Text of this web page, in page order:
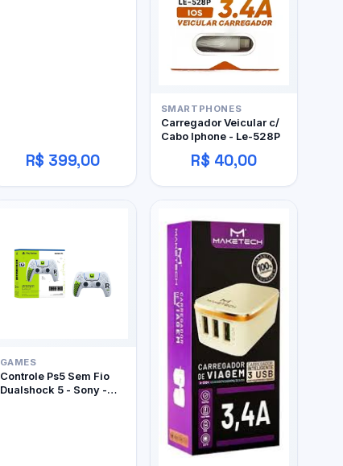
R$ 399,00
SMARTPHONES
Carregador Veicular c/
Cabo Iphone - Le-528P
R$ 40,00
GAMES
Controle Ps5 Sem Fio
Dualshock 5 - Sony -